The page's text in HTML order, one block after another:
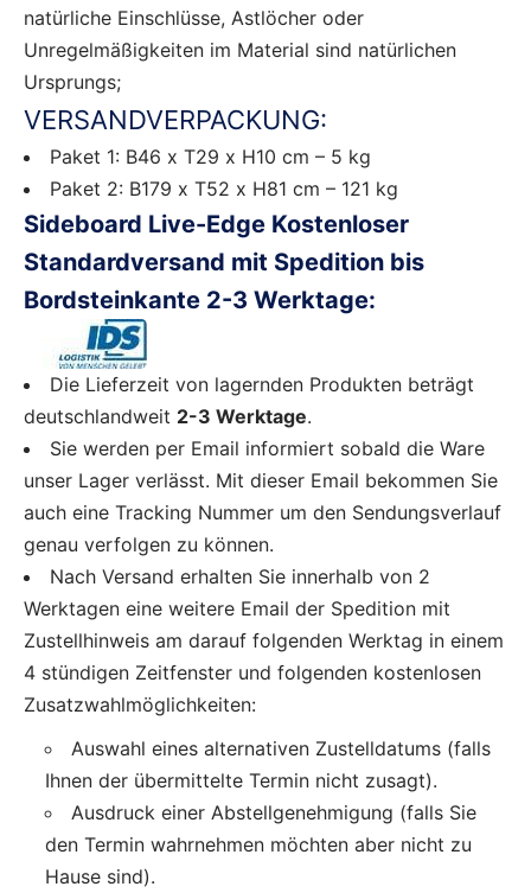
natürliche Einschlüsse, Astlöcher oder
Unregelmäßigkeiten im Material sind natürlichen
Ursprungs;
VERSANDVERPACKUNG:
Paket 1: B46 x T29 x H10 cm – 5 kg
Paket 2: B179 x T52 x H81 cm – 121 kg
Sideboard Live-Edge Kostenloser
Standardversand mit Spedition bis
Bordsteinkante 2-3 Werktage:
Die Lieferzeit von lagernden Produkten beträgt
deutschlandweit 2-3 Werktage.
Sie werden per Email informiert sobald die Ware
unser Lager verlässt. Mit dieser Email bekommen Sie
auch eine Tracking Nummer um den Sendungsverlauf
genau verfolgen zu können.
Nach Versand erhalten Sie innerhalb von 2
Werktagen eine weitere Email der Spedition mit
Zustellhinweis am darauf folgenden Werktag in einem
4 stündigen Zeitfenster und folgenden kostenlosen
Zusatzwahlmöglichkeiten:
Auswahl eines alternativen Zustelldatums (falls
Ihnen der übermittelte Termin nicht zusagt).
Ausdruck einer Abstellgenehmigung (falls Sie
den Termin wahrnehmen möchten aber nicht zu
Hause sind).